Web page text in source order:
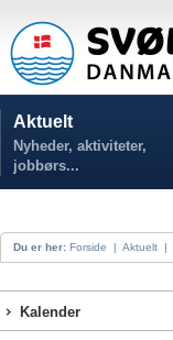
Aktuelt
Nyheder, aktiviteter,
jobbørs...
Du er her: Forside | Aktuelt |
Kalender